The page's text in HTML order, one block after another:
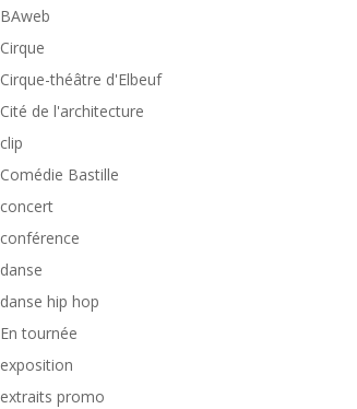
BAweb
Cirque
Cirque-théâtre d'Elbeuf
Cité de l'architecture
clip
Comédie Bastille
concert
conférence
danse
danse hip hop
En tournée
exposition
extraits promo